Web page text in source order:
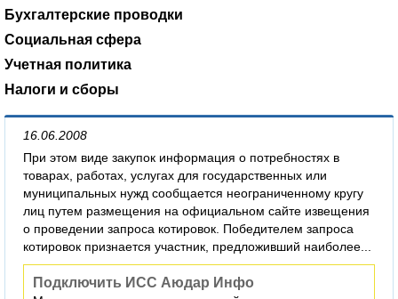
Бухгалтерские проводки
Социальная сфера
Учетная политика
Налоги и сборы
16.06.2008
При этом виде закупок информация о потребностях в
товарах, работах, услугах для государственных или
муниципальных нужд сообщается неограниченному кругу
лиц путем размещения на официальном сайте извещения
о проведении запроса котировок. Победителем запроса
котировок признается участник, предложивший наиболее...
Подключить ИСС Аюдар Инфо